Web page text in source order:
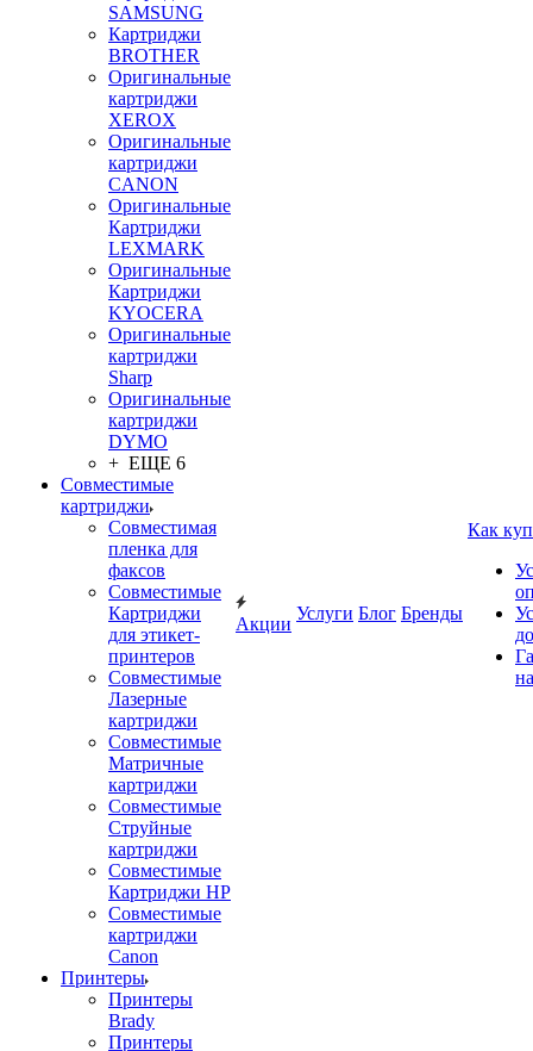
SAMSUNG
Картриджи
BROTHER
Оригинальные
картриджи
XEROX
Оригинальные
картриджи
CANON
Оригинальные
Картриджи
LEXMARK
Оригинальные
Картриджи
KYOCERA
Оригинальные
картриджи
Sharp
Оригинальные
картриджи
DYMO
+ ЕЩЕ 6
Совместимые
картриджи
Совместимая
пленка для
факсов
Совместимые
Картриджи
для этикет-
принтеров
Совместимые
Лазерные
картриджи
Совместимые
Матричные
картриджи
Совместимые
Струйные
картриджи
Совместимые
Картриджи HP
Совместимые
картриджи
Canon
Принтеры
Принтеры
Brady
Принтеры
Акции
Услуги Блог Бренды
Как